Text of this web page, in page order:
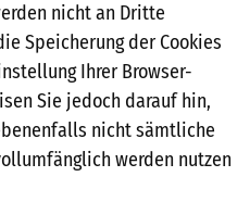
nicht an Dritte
Speicherung der Cookies
Ihrer Browser-
Sie jedoch darauf hin,
nicht sämtliche
werden nutzen